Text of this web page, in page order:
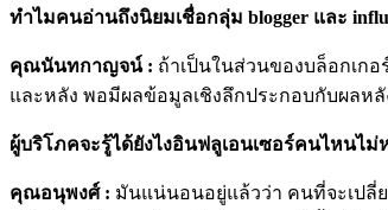
ทำไมคนอ่านถึงนิยมเชื่อกลุ่ม blogger และ
คุณนันทกาญจน์ : ถ้าเป็นในส่วนของบล็อกเก
และหลัง พอมีผลข้อมูลเชิงลึกประกอบกับผลห
ผู้บริโภคจะรู้ได้ยังไงอินฟลูเอนเซอร์คนไหนไม่
คุณอนุพงศ์ : มันแน่นอนอยู่แล้วว่า คนที่จะเปลี่